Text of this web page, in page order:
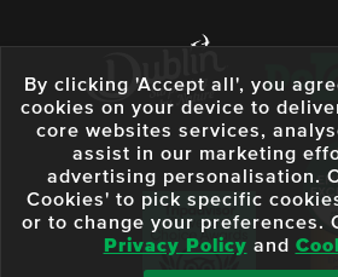
By clicking 'Accept all', you
cookies on your device to
core websites services,
assist in our marketing
advertising personalisation.
Cookies' to pick specific
or to change your preferences.
Privacy Policy and